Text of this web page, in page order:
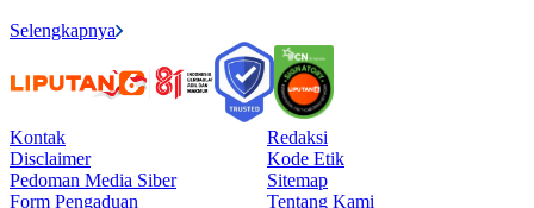
Selengkapnya
Kontak
Redaksi
Disclaimer
Kode Etik
Pedoman Media Siber
Sitemap
Form Pengaduan
Tentang Kami